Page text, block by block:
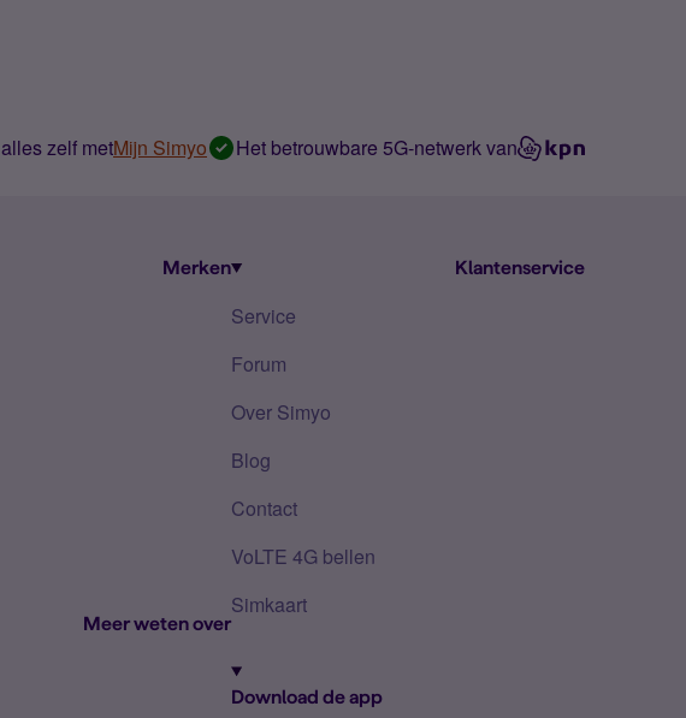
zelf metMijn Simyo Het betrouwbare 5G-netwerk van
Merken
Meer weten over
Klantenservice
Service
Forum
Over Simyo
Blog
Contact
VoLTE 4G bellen
Simkaart
Download de app